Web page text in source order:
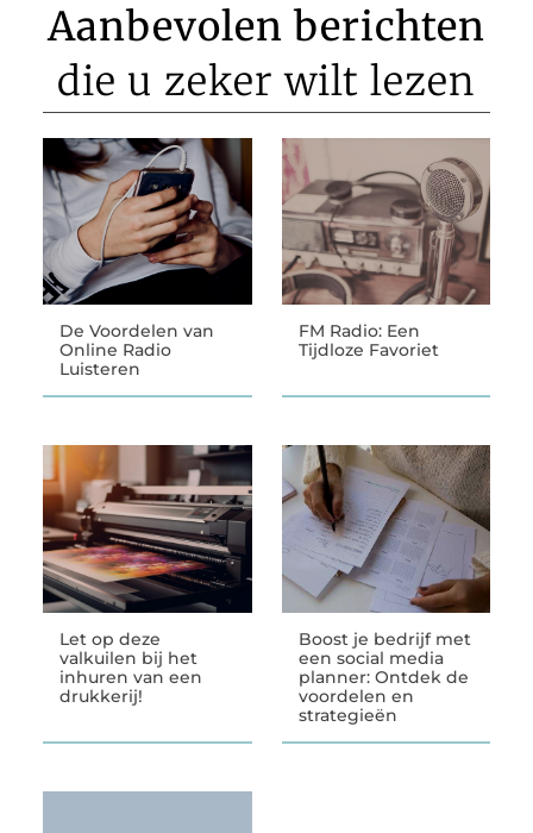
Aanbevolen berichten
die u zeker wilt lezen
De Voordelen van
Online Radio
Luisteren
FM Radio: Een
Tijdloze Favoriet
Let op deze
valkuilen bij het
inhuren van een
drukkerij!
Boost je bedrijf met
een social media
planner: Ontdek de
voordelen en
strategieën